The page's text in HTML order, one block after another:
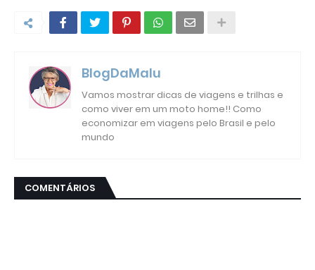
BlogDaMalu
Vamos mostrar dicas de viagens e trilhas e
como viver em um moto home!! Como
economizar em viagens pelo Brasil e pelo
mundo
COMENTÁRIOS